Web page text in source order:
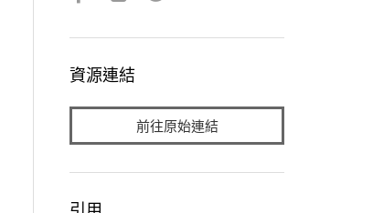
資源連結
前往原始連結
引用